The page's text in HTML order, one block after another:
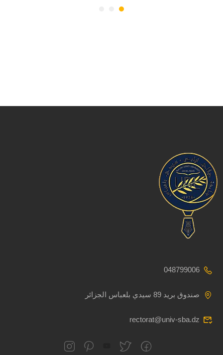
048799006
صندوق بريد 89 سيدي بلعباس الجزائر
rectorat@univ-sba.dz